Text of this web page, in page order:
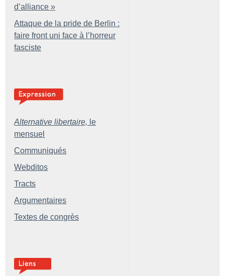
d’alliance »
Attaque de la pride de Berlin :
faire front uni face à l’horreur
fasciste
Alternative libertaire, le
mensuel
Communiqués
Webditos
Tracts
Argumentaires
Textes de congrès